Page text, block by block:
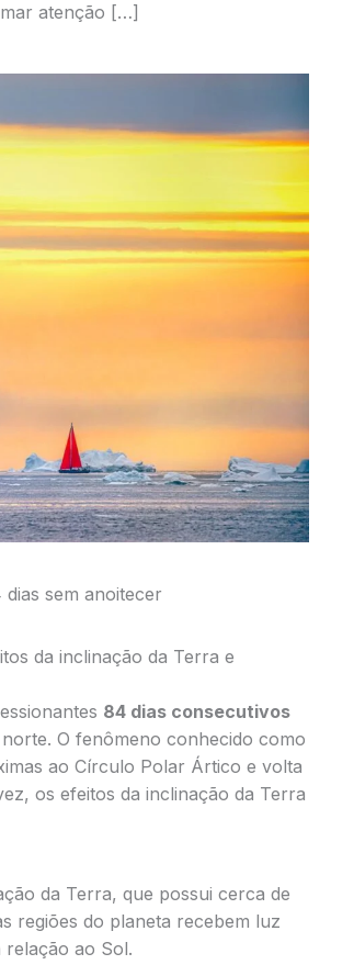
atenção […]
sem anoitecer
da inclinação da Terra e
84 dias consecutivos
O fenômeno conhecido como
ao Círculo Polar Ártico e volta
os efeitos da inclinação da Terra
da Terra, que possui cerca de
regiões do planeta recebem luz
ao Sol.